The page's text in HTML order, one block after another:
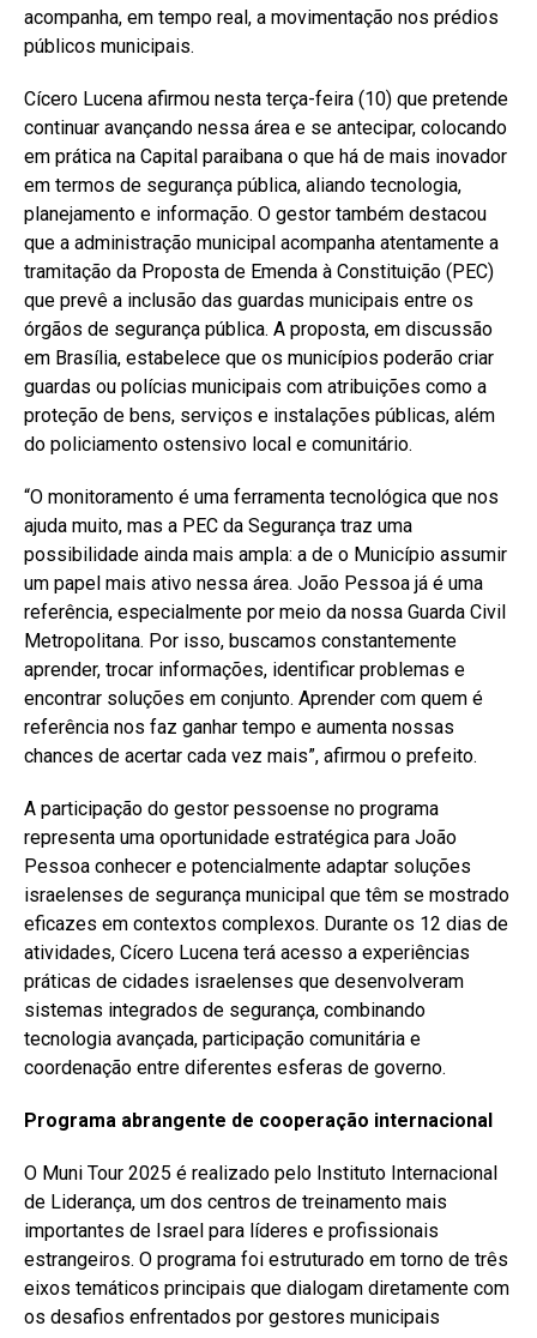
acompanha, em tempo real, a movimentação nos prédios
públicos municipais.
Cícero Lucena afirmou nesta terça-feira (10) que pretende
continuar avançando nessa área e se antecipar, colocando
em prática na Capital paraibana o que há de mais inovador
em termos de segurança pública, aliando tecnologia,
planejamento e informação. O gestor também destacou
que a administração municipal acompanha atentamente a
tramitação da Proposta de Emenda à Constituição (PEC)
que prevê a inclusão das guardas municipais entre os
órgãos de segurança pública. A proposta, em discussão
em Brasília, estabelece que os municípios poderão criar
guardas ou polícias municipais com atribuições como a
proteção de bens, serviços e instalações públicas, além
do policiamento ostensivo local e comunitário.
“O monitoramento é uma ferramenta tecnológica que nos
ajuda muito, mas a PEC da Segurança traz uma
possibilidade ainda mais ampla: a de o Município assumir
um papel mais ativo nessa área. João Pessoa já é uma
referência, especialmente por meio da nossa Guarda Civil
Metropolitana. Por isso, buscamos constantemente
aprender, trocar informações, identificar problemas e
encontrar soluções em conjunto. Aprender com quem é
referência nos faz ganhar tempo e aumenta nossas
chances de acertar cada vez mais”, afirmou o prefeito.
A participação do gestor pessoense no programa
representa uma oportunidade estratégica para João
Pessoa conhecer e potencialmente adaptar soluções
israelenses de segurança municipal que têm se mostrado
eficazes em contextos complexos. Durante os 12 dias de
atividades, Cícero Lucena terá acesso a experiências
práticas de cidades israelenses que desenvolveram
sistemas integrados de segurança, combinando
tecnologia avançada, participação comunitária e
coordenação entre diferentes esferas de governo.
Programa abrangente de cooperação internacional
O Muni Tour 2025 é realizado pelo Instituto Internacional
de Liderança, um dos centros de treinamento mais
importantes de Israel para líderes e profissionais
estrangeiros. O programa foi estruturado em torno de três
eixos temáticos principais que dialogam diretamente com
os desafios enfrentados por gestores municipais